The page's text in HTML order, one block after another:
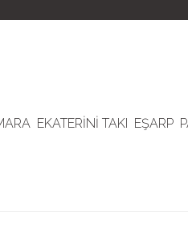
EKATERİNİ TAKI EŞARP